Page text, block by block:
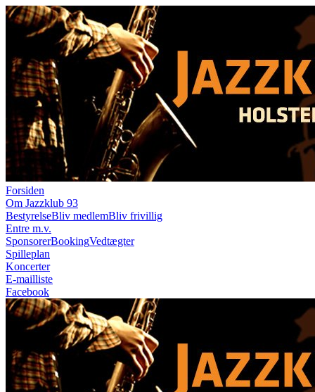
Forsiden
Om Jazzklub 93
BestyrelseBliv medlemBliv frivillig
Entre m.v.
SponsorerBookingVedtægter
Spilleplan
Koncerter
E-mailliste
Facebook